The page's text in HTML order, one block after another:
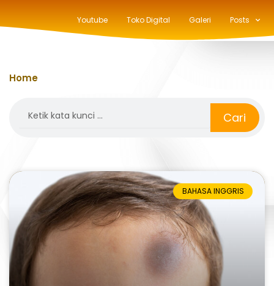
Youtube Toko Digital Galeri Posts
Home
Cari
BAHASA INGGRIS